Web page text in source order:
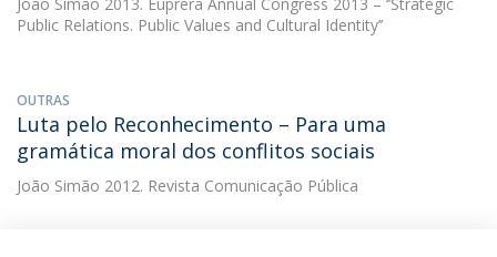
Public Relations. Public Values and Cultural Identity’’
OUTRAS
Luta pelo Reconhecimento – Para uma
gramática moral dos conflitos sociais
João Simão 2012. Revista Comunicação Pública